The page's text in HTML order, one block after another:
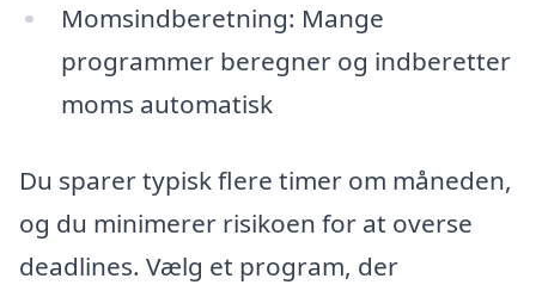
Momsindberetning: Mange
programmer beregner og indberetter
moms automatisk
Du sparer typisk flere timer om måneden,
og du minimerer risikoen for at overse
deadlines. Vælg et program, der